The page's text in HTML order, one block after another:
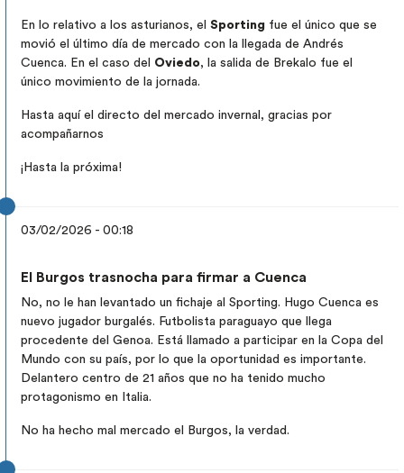
En lo relativo a los asturianos, el Sporting fue el único que se
movió el último día de mercado con la llegada de Andrés
Cuenca. En el caso del Oviedo, la salida de Brekalo fue el
único movimiento de la jornada.
Hasta aquí el directo del mercado invernal, gracias por
acompañarnos
¡Hasta la próxima!
03/02/2026 - 00:18
El Burgos trasnocha para firmar a Cuenca
No, no le han levantado un fichaje al Sporting. Hugo Cuenca es
nuevo jugador burgalés. Futbolista paraguayo que llega
procedente del Genoa. Está llamado a participar en la Copa del
Mundo con su país, por lo que la oportunidad es importante.
Delantero centro de 21 años que no ha tenido mucho
protagonismo en Italia.
No ha hecho mal mercado el Burgos, la verdad.